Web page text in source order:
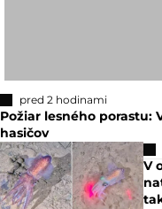
pred 2 hodinami
Požiar lesného porastu:
hasičov
V